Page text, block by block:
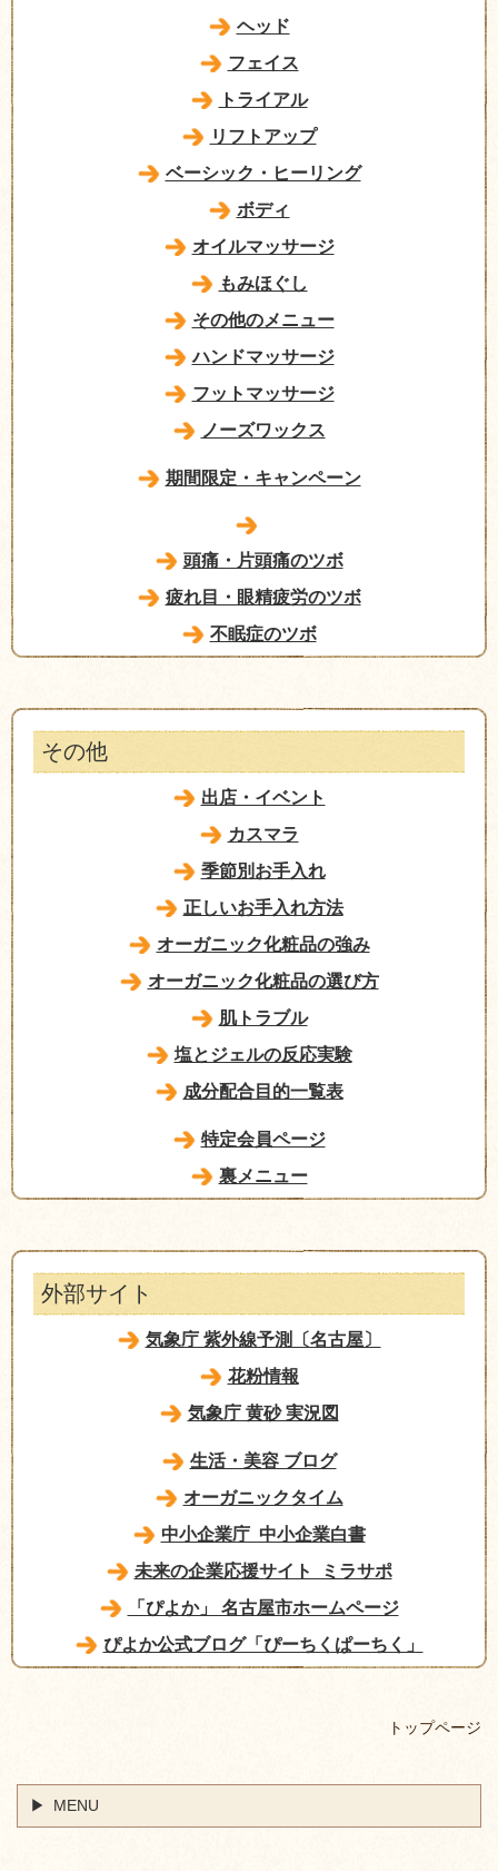
ヘッド
フェイス
トライアル
リフトアップ
ベーシック・ヒーリング
ボディ
オイルマッサージ
もみほぐし
その他のメニュー
ハンドマッサージ
フットマッサージ
ノーズワックス
期間限定・キャンペーン
頭痛・片頭痛のツボ
疲れ目・眼精疲労のツボ
不眠症のツボ
その他
出店・イベント
カスマラ
季節別お手入れ
正しいお手入れ方法
オーガニック化粧品の強み
オーガニック化粧品の選び方
肌トラブル
塩とジェルの反応実験
成分配合目的一覧表
特定会員ページ
裏メニュー
外部サイト
気象庁 紫外線予測〔名古屋〕
花粉情報
気象庁 黄砂 実況図
生活・美容 ブログ
オーガニックタイム
中小企業庁 中小企業白書
未来の企業応援サイト ミラサポ
「ぴよか」 名古屋市ホームページ
ぴよか公式ブログ「ぴーちくぱーちく」
トップページ
MENU